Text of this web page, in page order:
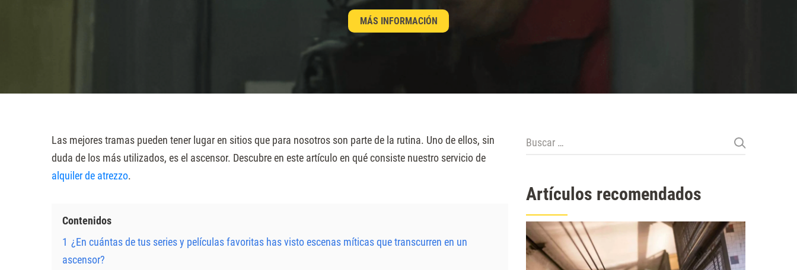
MÁS INFORMACIÓN
Las mejores tramas pueden tener lugar en sitios que para nosotros son parte de la rutina. Uno de ellos, sin
duda de los más utilizados, es el ascensor. Descubre en este artículo en qué consiste nuestro servicio de
alquiler de atrezzo.
Contenidos
1 ¿En cuántas de tus series y películas favoritas has visto escenas míticas que transcurren en un
ascensor?
Buscar:
Artículos recomendados